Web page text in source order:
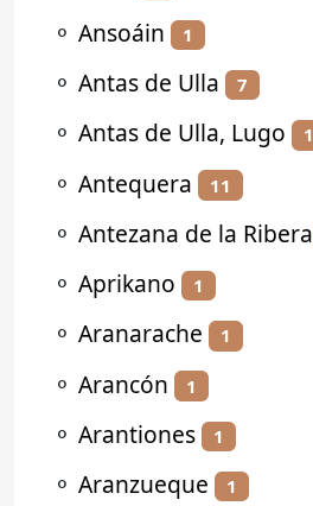
⚬ Ansoáin 1
⚬ Antas de Ulla 7
⚬ Antas de Ulla, Lugo 1
⚬ Antequera 11
⚬ Antezana de la Ribera
⚬ Aprikano 1
⚬ Aranarache 1
⚬ Arancón 1
⚬ Arantiones 1
⚬ Aranzueque 1